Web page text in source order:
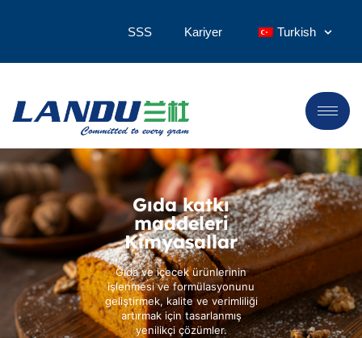
SSS Kariyer Turkish
Gıda katkı
maddeleri
Kimyasallar
Gıda ve içecek ürünlerinin
işlenmesi ve formülasyonunu
geliştirmek, kalite ve verimliliği
artırmak için tasarlanmış
yenilikçi çözümler.